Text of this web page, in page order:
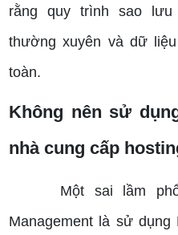
rằng quy trình sao
thường xuyên và dữ
toàn.
Không nên sử
nhà cung cấp
Một sai lầm
Management là sử